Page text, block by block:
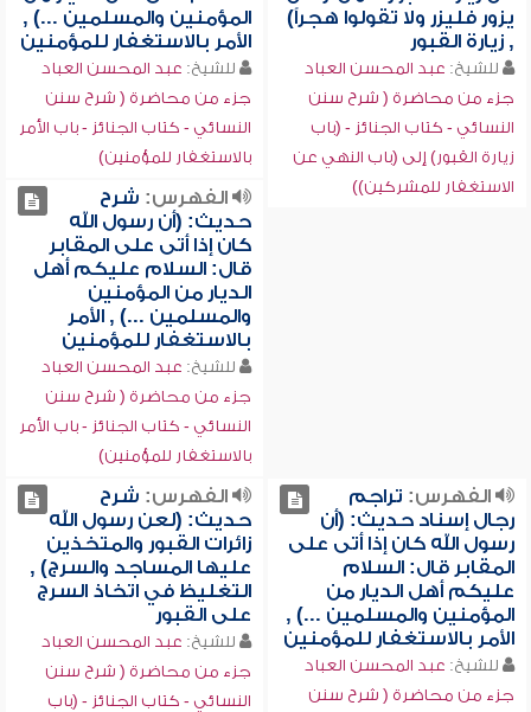
يزور فليزر ولا تقولوا هجراً)
, زيارة القبور
للشيخ: عبد المحسن العباد
جزء من محاضرة ( شرح سنن
النسائي - كتاب الجنائز - (باب
زيارة القبور) إلى (باب النهي عن
الاستغفار للمشركين))
المؤمنين والمسلمين ...) ,
الأمر بالاستغفار للمؤمنين
للشيخ: عبد المحسن العباد
جزء من محاضرة ( شرح سنن
النسائي - كتاب الجنائز - باب الأمر
بالاستغفار للمؤمنين)
الفهرس: شرح
حديث: (أن رسول الله
كان إذا أتى على المقابر
قال: السلام عليكم أهل
الديار من المؤمنين
والمسلمين ...) , الأمر
بالاستغفار للمؤمنين
للشيخ: عبد المحسن العباد
جزء من محاضرة ( شرح سنن
النسائي - كتاب الجنائز - باب الأمر
بالاستغفار للمؤمنين)
الفهرس: تراجم
رجال إسناد حديث: (أن
رسول الله كان إذا أتى على
المقابر قال: السلام
عليكم أهل الديار من
المؤمنين والمسلمين ...) ,
الأمر بالاستغفار للمؤمنين
للشيخ: عبد المحسن العباد
جزء من محاضرة ( شرح سنن
الفهرس: شرح
حديث: (لعن رسول الله
زائرات القبور والمتخذين
عليها المساجد والسرج) ,
التغليظ في اتخاذ السرج
على القبور
للشيخ: عبد المحسن العباد
جزء من محاضرة ( شرح سنن
النسائي - كتاب الجنائز - (باب